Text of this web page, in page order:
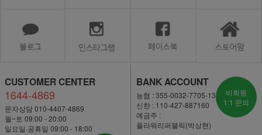
CUSTOMER CENTER
1644-4869
문자상담 010-4407-4869
월~토 09:00 - 20:00
일요일·공휴일 09:00 - 18:00
BANK ACCOUNT
농협 : 355-0032-7705-13
신한 : 110-427-887160
예금주 :
플라워리퍼블릭(박상현)
비회원
1:1 문의